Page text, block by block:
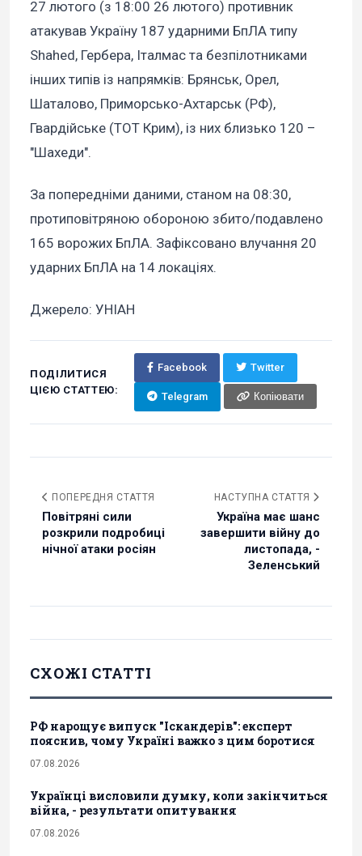
27 лютого (з 18:00 26 лютого) противник
атакував Україну 187 ударними БпЛА типу
Shahed, Гербера, Італмас та безпілотниками
інших типів із напрямків: Брянськ, Орел,
Шаталово, Приморсько-Ахтарськ (РФ),
Гвардійське (ТОТ Крим), із них близько 120 –
"Шахеди".
За попередніми даними, станом на 08:30,
протиповітряною обороною збито/подавлено
165 ворожих БпЛА. Зафіксовано влучання 20
ударних БпЛА на 14 локаціях.
Джерело: УНІАН
ПОДІЛИТИСЯ
ЦІЄЮ СТАТТЕЮ:
Facebook Twitter
Telegram Копіювати
ПОПЕРЕДНЯ СТАТТЯ
Повітряні сили
розкрили подробиці
нічної атаки росіян
НАСТУПНА СТАТТЯ
Україна має шанс
завершити війну до
листопада, -
Зеленський
СХОЖІ СТАТТІ
РФ нарощує випуск "Іскандерів": експерт
пояснив, чому Україні важко з цим боротися
07.08.2026
Українці висловили думку, коли закінчиться
війна, - результати опитування
07.08.2026